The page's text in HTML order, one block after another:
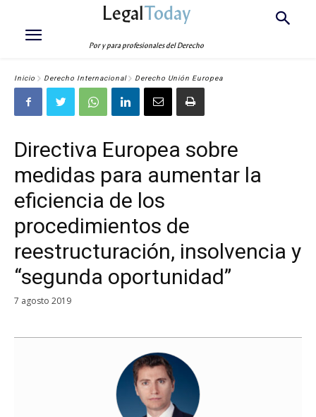
LegalToday
Por y para profesionales del Derecho
Inicio Derecho Internacional Derecho Unión Europea
Directiva Europea sobre
medidas para aumentar la
eficiencia de los
procedimientos de
reestructuración, insolvencia y
“segunda oportunidad”
7 agosto 2019